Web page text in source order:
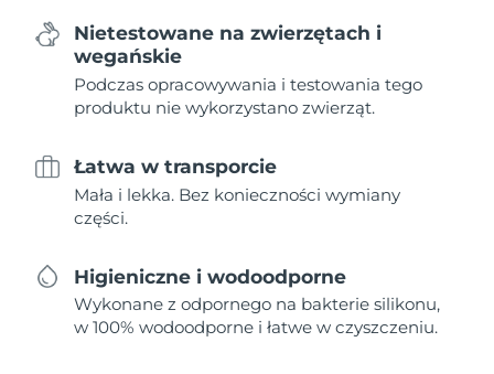
Nietestowane na zwierzętach i
wegańskie
Podczas opracowywania i testowania tego
produktu nie wykorzystano zwierząt.
Łatwa w transporcie
Mała i lekka. Bez konieczności wymiany
części.
Higieniczne i wodoodporne
Wykonane z odpornego na bakterie silikonu,
w 100% wodoodporne i łatwe w czyszczeniu.